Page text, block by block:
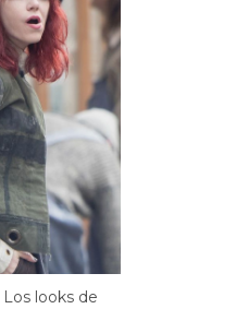
Los looks de